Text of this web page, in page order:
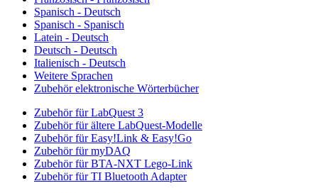
Spanisch - Deutsch
Spanisch - Spanisch
Latein - Deutsch
Deutsch - Deutsch
Italienisch - Deutsch
Weitere Sprachen
Zubehör elektronische Wörterbücher
Zubehör für LabQuest 3
Zubehör für ältere LabQuest-Modelle
Zubehör für Easy!Link & Easy!Go
Zubehör für myDAQ
Zubehör für BTA-NXT Lego-Link
Zubehör für TI Bluetooth Adapter